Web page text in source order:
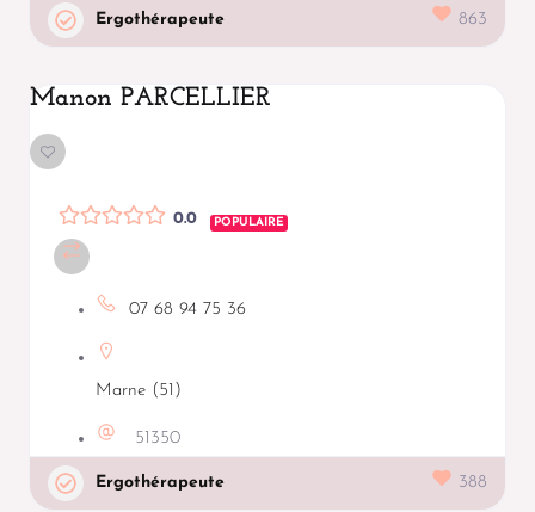
Ergothérapeute 863
Manon PARCELLIER
0.0 POPULAIRE
07 68 94 75 36
Marne (51)
51350
Ergothérapeute 388